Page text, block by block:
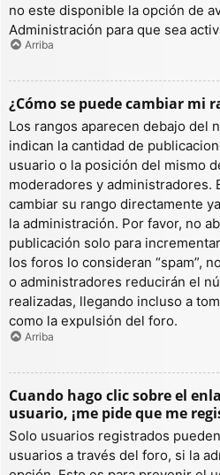
no este disponible la opción de
Administración para que sea
Arriba
¿Cómo se puede cambiar mi
Los rangos aparecen debajo del
indican la cantidad de
usuario o la posición del mismo
moderadores y administradores.
cambiar su rango directamente
la administración. Por favor, no
publicación solo para
los foros lo consideran “spam”,
o administradores reducirán el
realizadas, llegando incluso a
como la expulsión del foro.
Arriba
Cuando hago clic sobre el
usuario, ¡me pide que me
Solo usuarios registrados
usuarios a través del foro, si la